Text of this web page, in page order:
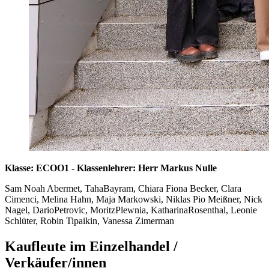
Klasse: ECOO1 - Klassenlehrer: Herr Markus Nulle
Sam Noah Abermet, TahaBayram, Chiara Fiona Becker, Clara
Cimenci, Melina Hahn, Maja Markowski, Niklas Pio Meißner, Nick
Nagel, DarioPetrovic, MoritzPlewnia, KatharinaRosenthal, Leonie
Schlüter, Robin Tipaikin, Vanessa Zimerman
Kaufleute im Einzelhandel /
Verkäufer/innen